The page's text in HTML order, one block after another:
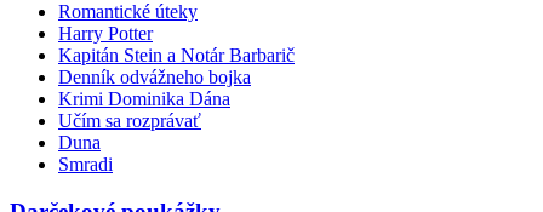
Romantické úteky
Harry Potter
Kapitán Stein a Notár Barbarič
Denník odvážneho bojka
Krimi Dominika Dána
Učím sa rozprávať
Duna
Smradi